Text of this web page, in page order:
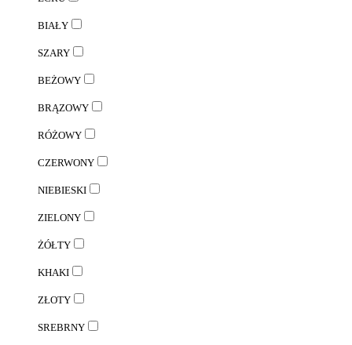
BIAŁY
SZARY
BEŻOWY
BRĄZOWY
RÓŻOWY
CZERWONY
NIEBIESKI
ZIELONY
ŻÓŁTY
KHAKI
ZŁOTY
SREBRNY